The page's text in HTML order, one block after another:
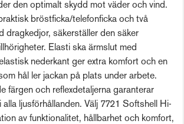
den optimalt skydd mot väder och vind.
bröstficka/telefonficka och två
dragkedjor, säkerställer den säker
Elasti ska ärmslut med
nederkant ger extra komfort och en
hål ler jackan på plats under arbete.
färgen och reflexdetaljerna garanterar
alla ljusförhållanden. Välj 7721 Softshell Hi-
av funktionalitet, hållbarhet och komfort,